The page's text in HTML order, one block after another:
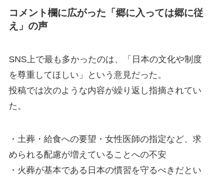
コメント欄に広がった「郷に入っては郷に従
え」の声
SNS上で最も多かったのは、「日本の文化や制度
を尊重してほしい」という意見だった。
投稿では次のような内容が繰り返し指摘されてい
た。
・土葬・給食への要望・女性医師の指定など、求
められる配慮が増えていることへの不安
・火葬が基本である日本の慣習を守るべきだとい